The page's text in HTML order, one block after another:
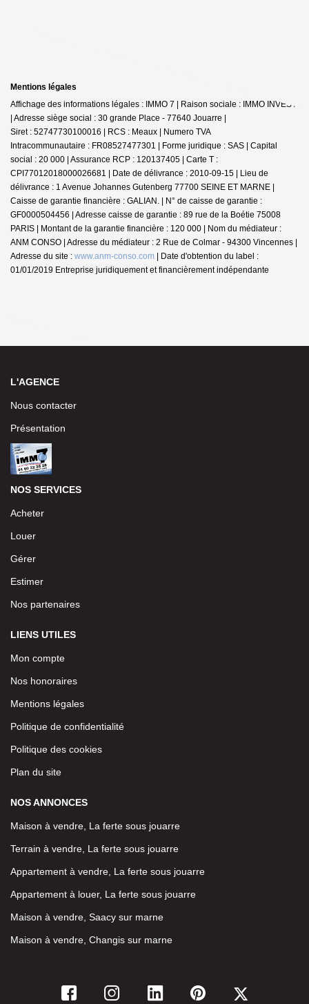
Mentions légales
Affichage des informations légales : IMMO 7 | Raison sociale : IMMO INVEST
| Adresse siège social : 30 grande Place - 77640 Jouarre |
Siret : 52747730100016 | RCS : Meaux | Numero TVA
Intracommunautaire : FR08527477301 | Forme juridique : SAS | Capital
social : 20 000 | Assurance RCP : 120137405 | Carte T :
CPI77012018000026681 | Date de délivrance : 2010-09-15 | Lieu de
délivrance : 1 Avenue Johannes Gutenberg 77700 SEINE ET MARNE |
Caisse de garantie financière : GALIAN. | N° de caisse de garantie :
GF0000504456 | Adresse caisse de garantie : 89 rue de la Boétie 75008
PARIS | Montant de la garantie financière : 120 000 | Nom du médiateur :
ANM CONSO | Adresse du médiateur : 2 Rue de Colmar - 94300 Vincennes |
Adresse du site : www.anm-conso.com | Date d'obtention du label :
01/01/2019 Entreprise juridiquement et financièrement indépendante
L'AGENCE
Nous contacter
Présentation
NOS SERVICES
Acheter
Louer
Gérer
Estimer
Nos partenaires
LIENS UTILES
Mon compte
Nos honoraires
Mentions légales
Politique de confidentialité
Politique des cookies
Plan du site
NOS ANNONCES
Maison à vendre, La ferte sous jouarre
Terrain à vendre, La ferte sous jouarre
Appartement à vendre, La ferte sous jouarre
Appartement à louer, La ferte sous jouarre
Maison à vendre, Saacy sur marne
Maison à vendre, Changis sur marne